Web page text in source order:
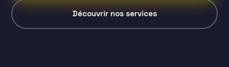
Découvrir nos services